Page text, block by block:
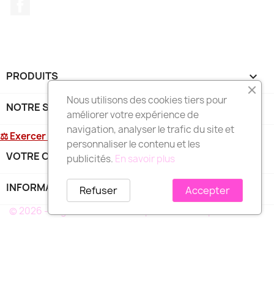
PRODUITS 
NOTRE SOCIÉTÉ
⚖ Exercer mon droit de rétractation
VOTRE COMPTE
INFORMATIONS
© 2026 - Logiciel e-commerce par PrestaShop™
Nous utilisons des cookies tiers pour
améliorer votre expérience de
navigation, analyser le trafic du site et
personnaliser le contenu et les
publicités. En savoir plus
Accepter
Refuser